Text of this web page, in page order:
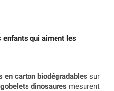
enfants qui aiment les
en carton biodégradables sur
gobelets dinosaures mesurent